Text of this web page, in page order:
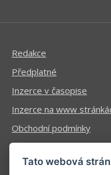
Redakce
Předplatné
Inzerce v časopise
Inzerce na www
Obchodní podmínky
Ochrana osobních údajů
Tato webová